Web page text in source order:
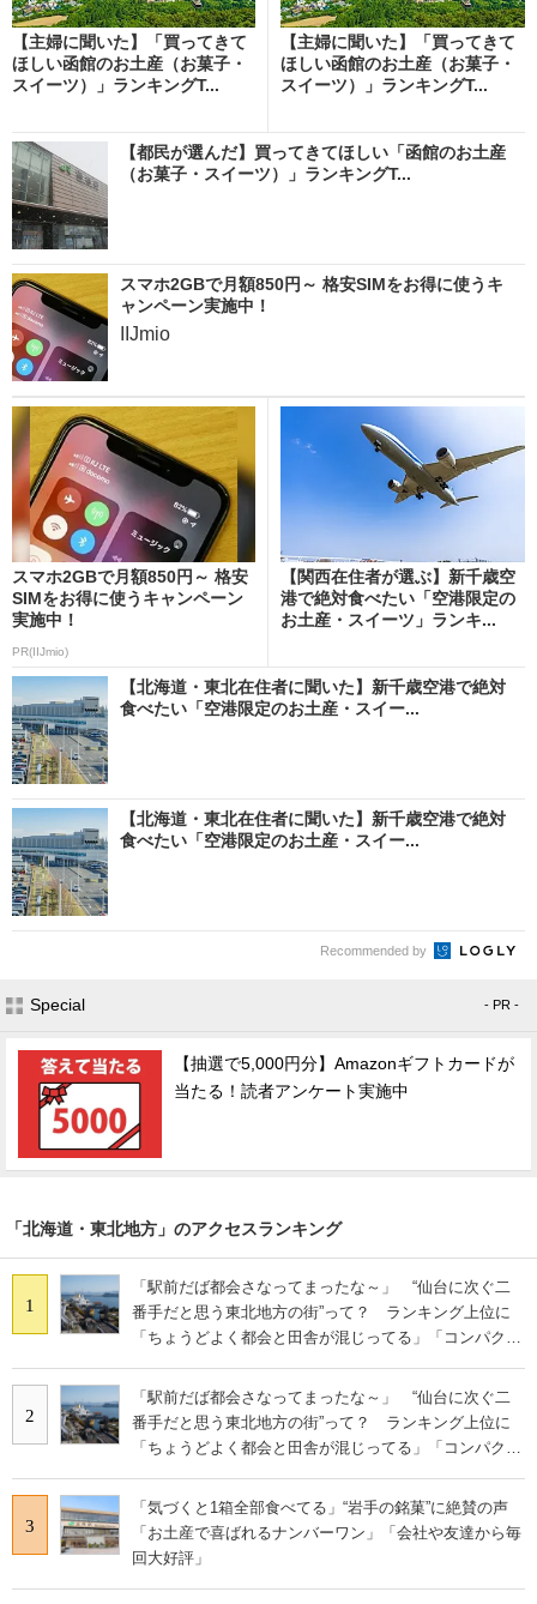
【主婦に聞いた】「買ってきて
ほしい函館のお土産（お菓子・
スイーツ）」ランキングT...
【主婦に聞いた】「買ってきて
ほしい函館のお土産（お菓子・
スイーツ）」ランキングT...
【都民が選んだ】買ってきてほしい「函館のお土産
（お菓子・スイーツ）」ランキングT...
スマホ2GBで月額850円～ 格安SIMをお得に使うキ
ャンペーン実施中！
IIJmio
スマホ2GBで月額850円～ 格安
SIMをお得に使うキャンペーン
実施中！
PR(IIJmio)
【関西在住者が選ぶ】新千歳空
港で絶対食べたい「空港限定の
お土産・スイーツ」ランキ...
【北海道・東北在住者に聞いた】新千歳空港で絶対
食べたい「空港限定のお土産・スイー...
【北海道・東北在住者に聞いた】新千歳空港で絶対
食べたい「空港限定のお土産・スイー...
Recommended by
Special - PR -
【抽選で5,000円分】Amazonギフトカードが
当たる！読者アンケート実施中
「北海道・東北地方」のアクセスランキング
1
「駅前だば都会さなってまったな～」 “仙台に次ぐ二
番手だと思う東北地方の街”って？ ランキング上位に
「ちょうどよく都会と田舎が混じってる」「コンパクト
2
「駅前だば都会さなってまったな～」 “仙台に次ぐ二
番手だと思う東北地方の街”って？ ランキング上位に
「ちょうどよく都会と田舎が混じってる」「コンパクト
3
「気づくと1箱全部食べてる」“岩手の銘菓”に絶賛の声
「お土産で喜ばれるナンバーワン」「会社や友達から毎
回大好評」